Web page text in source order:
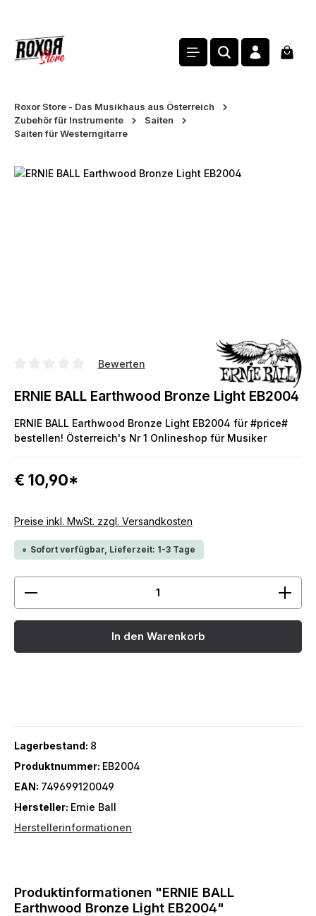
Roxor Store - Das Musikhaus aus Österreich
Zubehör für Instrumente
Saiten
Saiten für Westerngitarre
Bildergalerie überspringen
Durchschnittliche Bewertung von 0 von 5 Sternen
Bewerten
ERNIE BALL Earthwood Bronze Light EB2004
ERNIE BALL Earthwood Bronze Light EB2004 für #price#
bestellen! Österreich's Nr 1 Onlineshop für Musiker
€ 10,90*
Preise inkl. MwSt. zzgl. Versandkosten
Sofort verfügbar, Lieferzeit: 1-3 Tage
Produkt Anzahl: Gib den gewünschten Wert ein
In den Warenkorb
Lagerbestand: 8
Produktnummer: EB2004
EAN: 749699120049
Hersteller: Ernie Ball
Herstellerinformationen
Produktinformationen "ERNIE BALL
Earthwood Bronze Light EB2004"